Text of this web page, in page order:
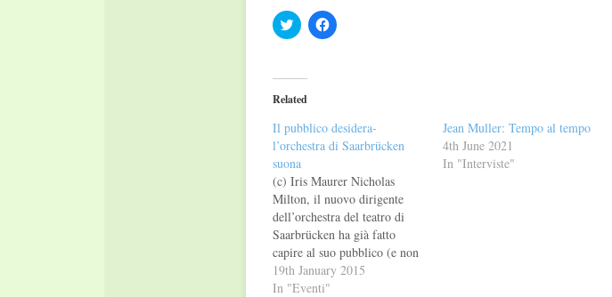
Click
to
(Opens
in
new
Click
to
Related
Il pubblico desidera-
l’orchestra di Saarbrücken
suona
(c) Iris Maurer Nicholas
Milton, il nuovo dirigente
dell’orchestra del teatro di
Saarbrücken ha già fatto
capire al suo pubblico (e non
solo ai componenti
dell’orchestra) che la sua
19th January 2015
In "Eventi"
Jean Muller: Tempo al tempo
4th June 2021
In "Interviste"